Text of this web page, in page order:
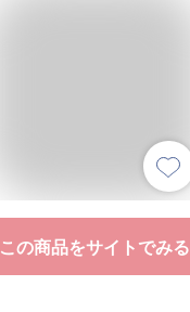
この商品をサイトでみる